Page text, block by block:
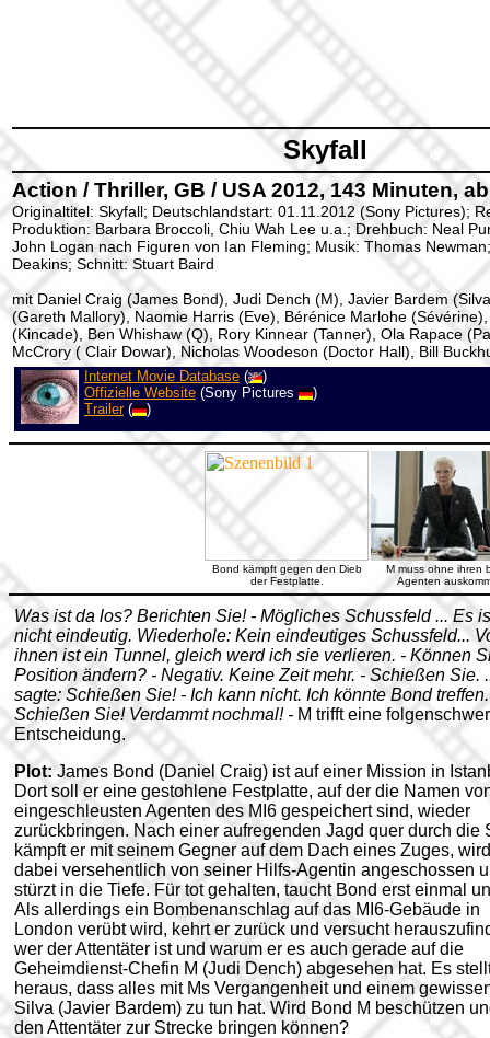
Skyfall
Action / Thriller, GB / USA 2012, 143 Minuten,
Originaltitel: Skyfall; Deutschlandstart: 01.11.2012 (Sony Pictures);
Produktion: Barbara Broccoli, Chiu Wah Lee u.a.; Drehbuch: Neal
John Logan nach Figuren von Ian Fleming; Musik: Thomas
Deakins; Schnitt: Stuart Baird
mit Daniel Craig (James Bond), Judi Dench (M), Javier Bardem
(Gareth Mallory), Naomie Harris (Eve), Bérénice Marlohe
(Kincade), Ben Whishaw (Q), Rory Kinnear (Tanner), Ola Rapace
McCrory ( Clair Dowar), Nicholas Woodeson (Doctor Hall), Bill
Internet Movie Database (
)
Offizielle Website (Sony Pictures
)
Trailer( )
Bond kämpft gegen den Dieb
der Festplatte.
M muss ohne ihren
Agenten
Was ist da los? Berichten Sie! - Mögliches Schussfeld ... Es
nicht eindeutig. Wiederhole: Kein eindeutiges Schussfeld...
ihnen ist ein Tunnel, gleich werd ich sie verlieren. - Können
Position ändern? - Negativ. Keine Zeit mehr. - Schießen Sie.
sagte: Schießen Sie! - Ich kann nicht. Ich könnte Bond
Schießen Sie! Verdammt nochmal! - M trifft eine
Entscheidung.
Plot: James Bond (Daniel Craig) ist auf einer Mission in
Dort soll er eine gestohlene Festplatte, auf der die Namen
eingeschleusten Agenten des MI6 gespeichert sind, wieder
zurückbringen. Nach einer aufregenden Jagd quer durch die
kämpft er mit seinem Gegner auf dem Dach eines Zuges, wird
dabei versehentlich von seiner Hilfs-Agentin angeschossen
stürzt in die Tiefe. Für tot gehalten, taucht Bond erst einmal
Als allerdings ein Bombenanschlag auf das MI6-Gebäude in
London verübt wird, kehrt er zurück und versucht
wer der Attentäter ist und warum er es auch gerade auf die
Geheimdienst-Chefin M (Judi Dench) abgesehen hat. Es
heraus, dass alles mit Ms Vergangenheit und einem
Silva (Javier Bardem) zu tun hat. Wird Bond M beschützen
den Attentäter zur Strecke bringen können?